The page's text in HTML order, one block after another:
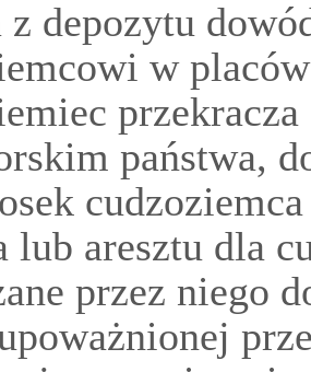
z depozytu
w
państwa,
lub aresztu dla
przez niego